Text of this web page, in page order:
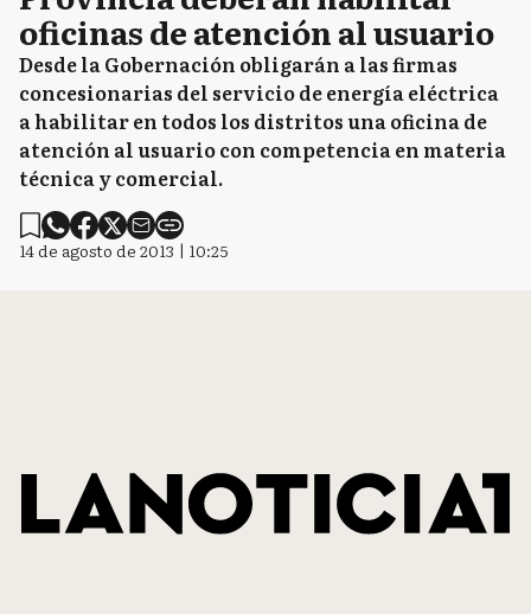
oficinas de atención al usuario
Desde la Gobernación obligarán a las firmas
concesionarias del servicio de energía eléctrica
a habilitar en todos los distritos una oficina de
atención al usuario con competencia en materia
técnica y comercial.
14 de agosto de 2013 | 10:25